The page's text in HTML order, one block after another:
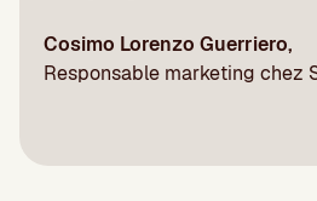
Cosimo Lorenzo Guerriero,
Responsable marketing chez